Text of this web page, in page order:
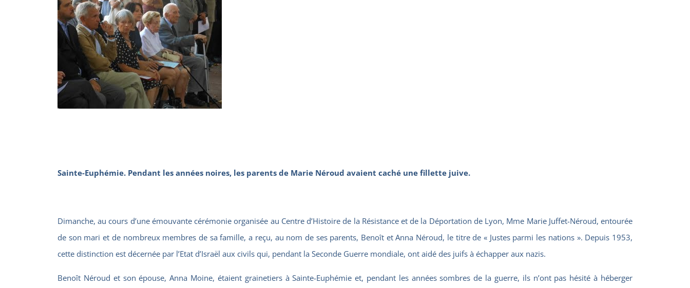
Sainte-Euphémie. Pendant les années noires, les parents de Marie Néroud avaient caché une fillette juive.
Dimanche, au cours d’une émouvante cérémonie organisée au Centre d’Histoire de la Résistance et de la Déportation de Lyon, Mme Marie Juffet-Néroud, entourée
de son mari et de nombreux membres de sa famille, a reçu, au nom de ses parents, Benoît et Anna Néroud, le titre de « Justes parmi les nations ». Depuis 1953,
cette distinction est décernée par l’Etat d’Israël aux civils qui, pendant la Seconde Guerre mondiale, ont aidé des juifs à échapper aux nazis.
Benoît Néroud et son épouse, Anna Moine, étaient grainetiers à Sainte-Euphémie et, pendant les années sombres de la guerre, ils n’ont pas hésité à héberger